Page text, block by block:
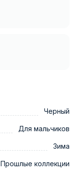
Черный
Для мальчиков
Зима
Прошлые коллекции